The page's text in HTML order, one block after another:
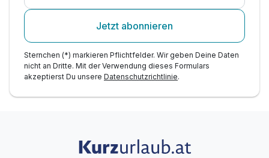
Jetzt abonnieren
Sternchen (*) markieren Pflichtfelder. Wir geben Deine Daten
nicht an Dritte. Mit der Verwendung dieses Formulars
akzeptierst Du unsere Datenschutzrichtlinie.